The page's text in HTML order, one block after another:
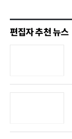
편집자 추천 뉴스